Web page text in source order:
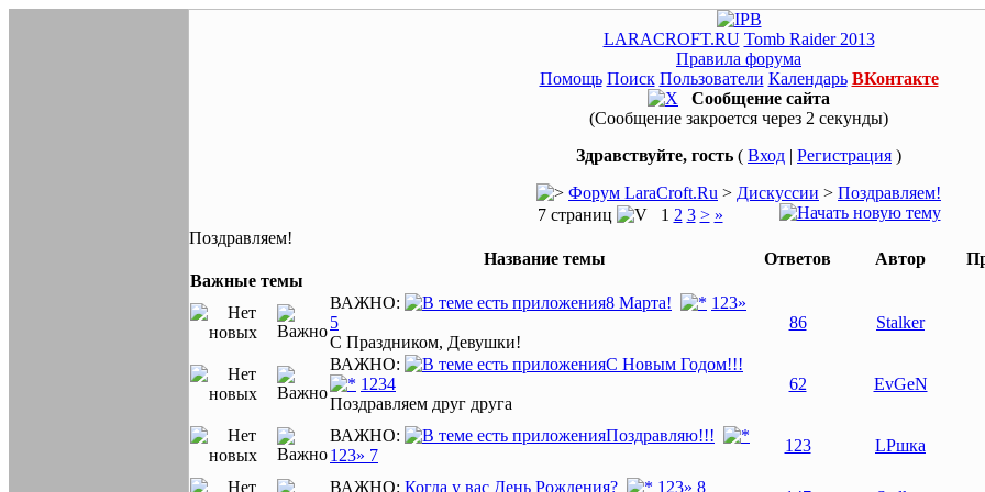
LARACROFT.RU Tomb Raider 2013
Правила форума
Помощь Поиск Пользователи Календарь ВКонтакте
Сообщение сайта
(Сообщение закроется через 2 секунды)
Здравствуйте, гость ( Вход | Регистрация )
Форум LaraCroft.Ru > Дискуссии > Поздравляем!
7 страниц
1 2 3 > »
Поздравляем!
Название темы
Ответов Автор
Важные темы
ВАЖНО:
8 Марта! 1 23»
5
С Праздником, Девушки!
86 Stalker
ВАЖНО:
С Новым Годом!!!
1 234
Поздравляем друг друга
62 EvGeN
ВАЖНО:
Поздравляю!!!
1 23» 7
123 LPшка
ВАЖНО: Когда у вас День Рождения? 1 23» 8